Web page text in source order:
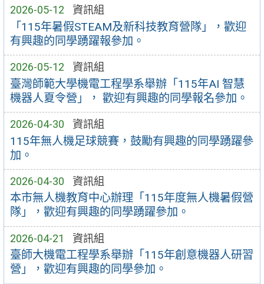
2026-05-12 資訊組
「115年暑假STEAM及新科技教育營隊」，歡迎
有興趣的同學踴躍報參加。
2026-05-12 資訊組
臺灣師範大學機電工程學系舉辦「115年AI 智慧
機器人夏令營」， 歡迎有興趣的同學報名參加。
2026-04-30 資訊組
115年無人機足球競賽，鼓勵有興趣的同學踴躍參
加。
2026-04-30 資訊組
本市無人機教育中心辦理「115年度無人機暑假營
隊」，歡迎有興趣的同學踴躍參加。
2026-04-21 資訊組
臺師大機電工程學系舉辦「115年創意機器人研習
營」，歡迎有興趣的同學參加。